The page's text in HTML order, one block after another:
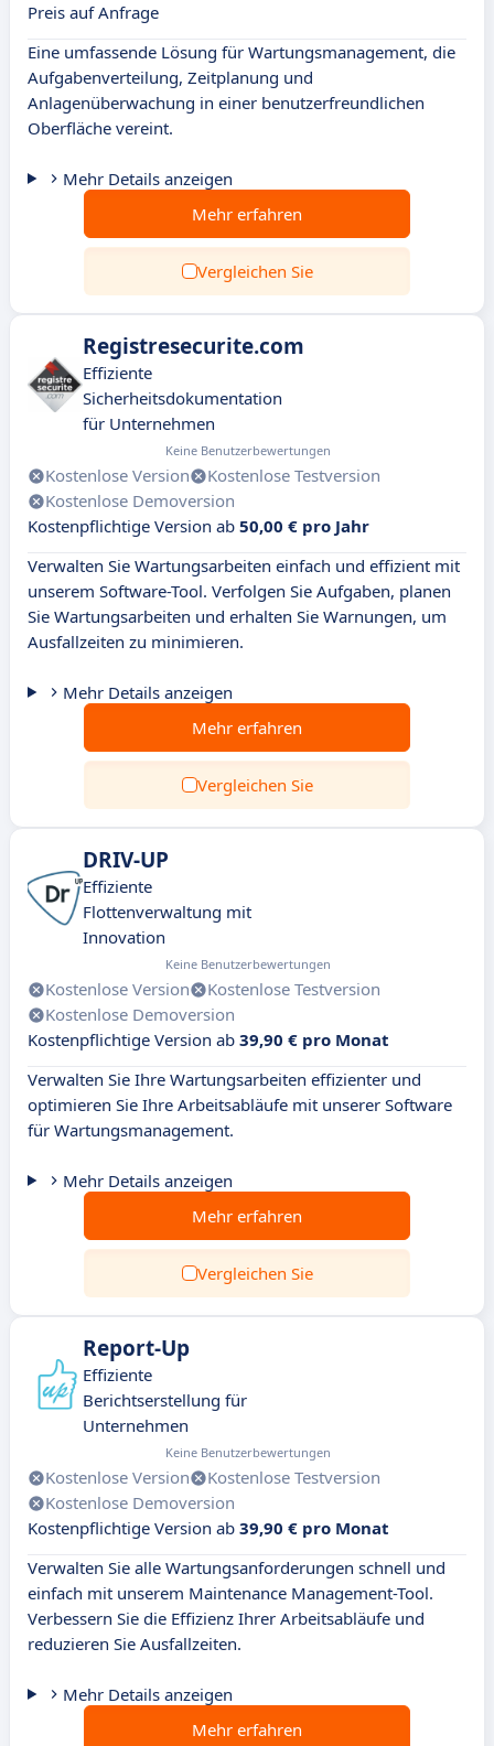
Preis auf Anfrage
Eine umfassende Lösung für Wartungsmanagement, die
Aufgabenverteilung, Zeitplanung und
Anlagenüberwachung in einer benutzerfreundlichen
Oberfläche vereint.
Mehr Details anzeigen
Mehr erfahren
Vergleichen Sie
Registresecurite.com
Effiziente
Sicherheitsdokumentation
für Unternehmen
Keine Benutzerbewertungen
Kostenlose Version
Kostenlose Testversion
Kostenlose Demoversion
Kostenpflichtige Version ab 50,00 € pro Jahr
Verwalten Sie Wartungsarbeiten einfach und effizient mit
unserem Software-Tool. Verfolgen Sie Aufgaben, planen
Sie Wartungsarbeiten und erhalten Sie Warnungen, um
Ausfallzeiten zu minimieren.
Mehr Details anzeigen
Mehr erfahren
Vergleichen Sie
DRIV-UP
Effiziente
Flottenverwaltung mit
Innovation
Keine Benutzerbewertungen
Kostenlose Version
Kostenlose Testversion
Kostenlose Demoversion
Kostenpflichtige Version ab 39,90 € pro Monat
Verwalten Sie Ihre Wartungsarbeiten effizienter und
optimieren Sie Ihre Arbeitsabläufe mit unserer Software
für Wartungsmanagement.
Mehr Details anzeigen
Mehr erfahren
Vergleichen Sie
Report-Up
Effiziente
Berichtserstellung für
Unternehmen
Keine Benutzerbewertungen
Kostenlose Version
Kostenlose Testversion
Kostenlose Demoversion
Kostenpflichtige Version ab 39,90 € pro Monat
Verwalten Sie alle Wartungsanforderungen schnell und
einfach mit unserem Maintenance Management-Tool.
Verbessern Sie die Effizienz Ihrer Arbeitsabläufe und
reduzieren Sie Ausfallzeiten.
Mehr Details anzeigen
Mehr erfahren